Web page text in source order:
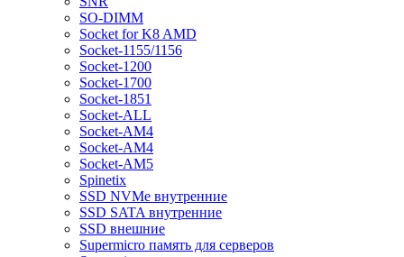
SO-DIMM
Socket for K8 AMD
Socket-1155/1156
Socket-1200
Socket-1700
Socket-1851
Socket-ALL
Socket-AM4
Socket-AM4
Socket-AM5
Spinetix
SSD NVMe внутренние
SSD SATA внутренние
SSD внешние
Supermicro память для серверов